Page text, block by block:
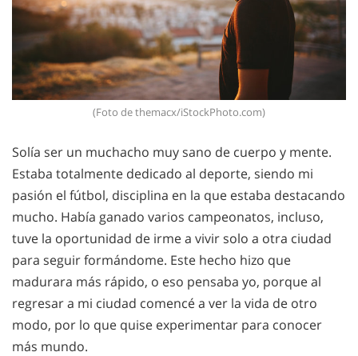
(Foto de themacx/iStockPhoto.com)
Solía ser un muchacho muy sano de cuerpo y mente.
Estaba totalmente dedicado al deporte, siendo mi
pasión el fútbol, disciplina en la que estaba destacando
mucho. Había ganado varios campeonatos, incluso,
tuve la oportunidad de irme a vivir solo a otra ciudad
para seguir formándome. Este hecho hizo que
madurara más rápido, o eso pensaba yo, porque al
regresar a mi ciudad comencé a ver la vida de otro
modo, por lo que quise experimentar para conocer
más mundo.